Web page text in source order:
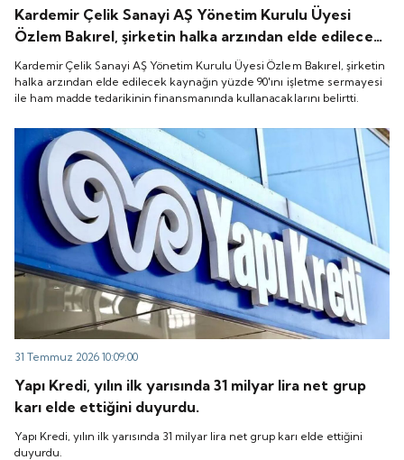
Kardemir Çelik Sanayi AŞ Yönetim Kurulu Üyesi
Özlem Bakırel, şirketin halka arzından elde edilecek
kaynağın yüzde 90'ını işletme sermayesi ile ham
madde tedarikinin finansmanında kullanacaklarını
belirtti.
Kardemir Çelik Sanayi AŞ Yönetim Kurulu Üyesi Özlem Bakırel, şirketin
halka arzından elde edilecek kaynağın yüzde 90'ını işletme sermayesi
ile ham madde tedarikinin finansmanında kullanacaklarını belirtti.
31 Temmuz 2026 10:09:00
Yapı Kredi, yılın ilk yarısında 31 milyar lira net grup
karı elde ettiğini duyurdu.
Yapı Kredi, yılın ilk yarısında 31 milyar lira net grup karı elde ettiğini
duyurdu.